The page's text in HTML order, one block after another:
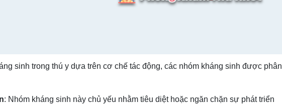
sinh trong thú y dựa trên cơ chế tác động, các nhóm kháng sinh được phân
: Nhóm kháng sinh này chủ yếu nhằm tiêu diệt hoặc ngăn chặn sự phát triển